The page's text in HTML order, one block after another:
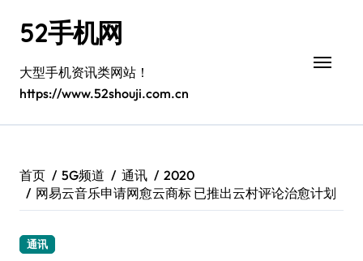
52手机网
大型手机资讯类网站！
https://www.52shouji.com.cn
首页 5G频道 通讯
2020
网易云音乐申请网愈云商标 已推出云村评论治愈计划
通讯